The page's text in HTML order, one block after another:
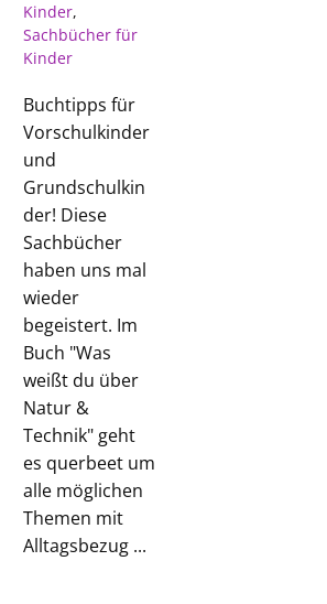
Kinder,
Sachbücher für
Kinder
Buchtipps für
Vorschulkinder
und
Grundschulkin
der! Diese
Sachbücher
haben uns mal
wieder
begeistert. Im
Buch "Was
weißt du über
Natur &
Technik" geht
es querbeet um
alle möglichen
Themen mit
Alltagsbezug ...